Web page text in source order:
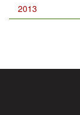
2013